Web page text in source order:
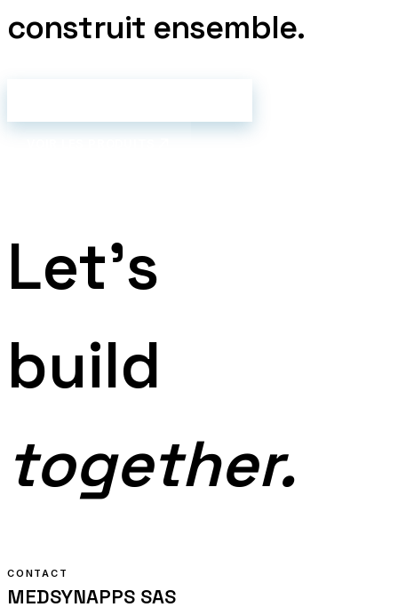
construit ensemble.
Let's
build
together.
CONTACT
MEDSYNAPPS SAS